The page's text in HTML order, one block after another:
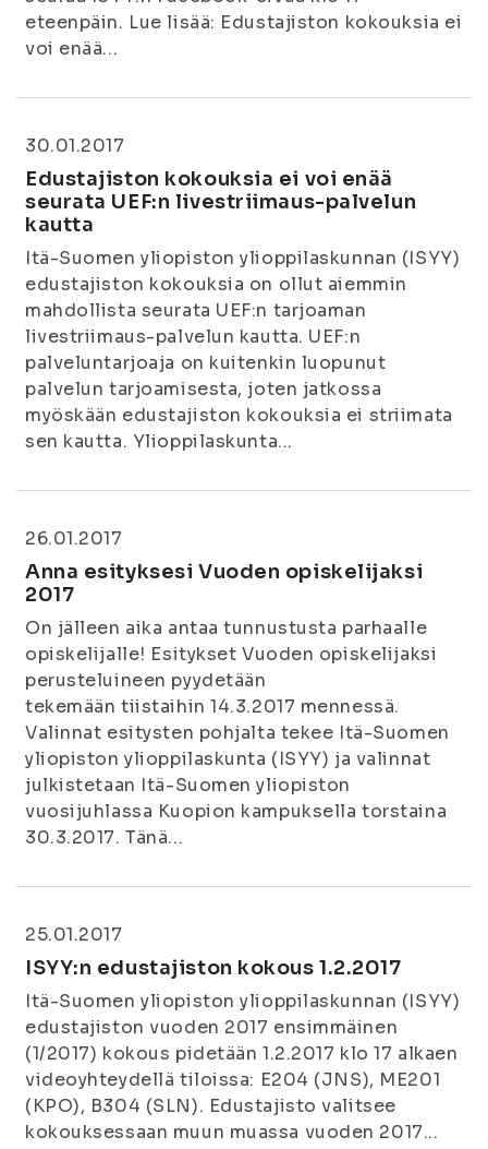
eteenpäin. Lue lisää: Edustajiston kokouksia ei
voi enää...
30.01.2017
Edustajiston kokouksia ei voi enää
seurata UEF:n livestriimaus-palvelun
kautta
Itä-Suomen yliopiston ylioppilaskunnan (ISYY)
edustajiston kokouksia on ollut aiemmin
mahdollista seurata UEF:n tarjoaman
livestriimaus-palvelun kautta. UEF:n
palveluntarjoaja on kuitenkin luopunut
palvelun tarjoamisesta, joten jatkossa
myöskään edustajiston kokouksia ei striimata
sen kautta. Ylioppilaskunta...
26.01.2017
Anna esityksesi Vuoden opiskelijaksi
2017
On jälleen aika antaa tunnustusta parhaalle
opiskelijalle! Esitykset Vuoden opiskelijaksi
perusteluineen pyydetään
tekemään tiistaihin 14.3.2017 mennessä.
Valinnat esitysten pohjalta tekee Itä-Suomen
yliopiston ylioppilaskunta (ISYY) ja valinnat
julkistetaan Itä-Suomen yliopiston
vuosijuhlassa Kuopion kampuksella torstaina
30.3.2017. Tänä...
25.01.2017
ISYY:n edustajiston kokous 1.2.2017
Itä-Suomen yliopiston ylioppilaskunnan (ISYY)
edustajiston vuoden 2017 ensimmäinen
(1/2017) kokous pidetään 1.2.2017 klo 17 alkaen
videoyhteydellä tiloissa: E204 (JNS), ME201
(KPO), B304 (SLN). Edustajisto valitsee
kokouksessaan muun muassa vuoden 2017...